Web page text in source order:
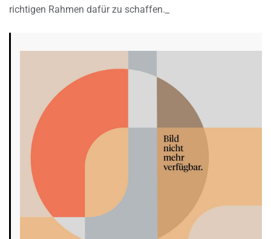
richtigen Rahmen dafür zu schaffen._